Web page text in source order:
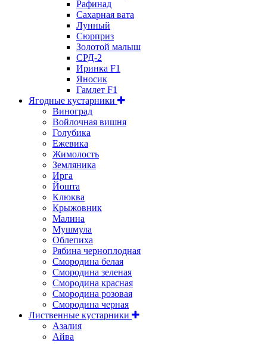
Рафинад
Сахарная вата
Лунный
Сюрприз
Золотой малыш
СРД-2
Иринка F1
Яносик
Гамлет F1
Ягодные кустарники
Виноград
Войлочная вишня
Голубика
Ежевика
Жимолость
Земляника
Ирга
Йошта
Клюква
Крыжовник
Малина
Мушмула
Облепиха
Рябина черноплодная
Смородина белая
Смородина зеленая
Смородина красная
Смородина розовая
Смородина черная
Лиственные кустарники
Азалия
Айва